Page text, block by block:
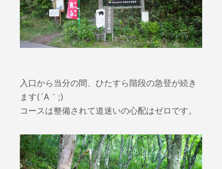
入口から当分の間、ひたすら階段の急登が続き
ます(´A｀;)
コースは整備されて道迷いの心配はゼロです。